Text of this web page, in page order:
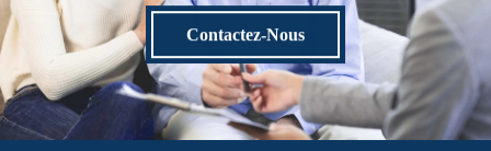
Contactez-Nous